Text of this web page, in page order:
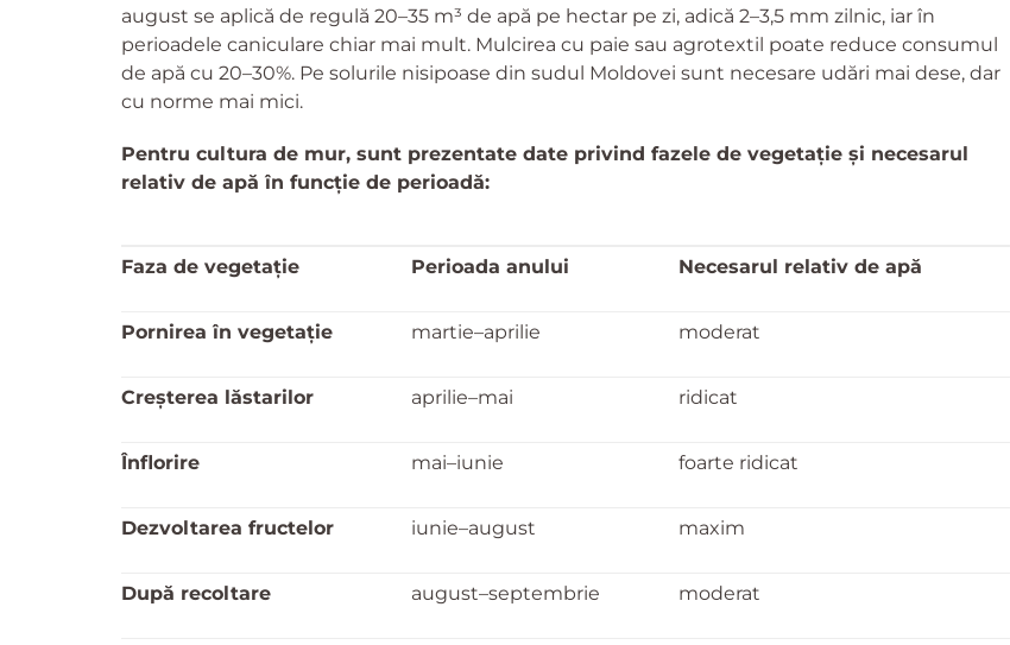
august se aplică de regulă 20–35 m³ de apă pe hectar pe zi, adică 2–3,5 mm zilnic, iar în
perioadele caniculare chiar mai mult. Mulcirea cu paie sau agrotextil poate reduce consumul
de apă cu 20–30%. Pe solurile nisipoase din sudul Moldovei sunt necesare udări mai dese, dar
cu norme mai mici.
Pentru cultura de mur, sunt prezentate date privind fazele de vegetație și necesarul
relativ de apă în funcție de perioadă:
Faza de vegetație Perioada anului Necesarul relativ de apă
Pornirea în vegetație martie–aprilie moderat
Creșterea lăstarilor aprilie–mai ridicat
Înflorire mai–iunie foarte ridicat
Dezvoltarea fructelor iunie–august maxim
După recoltare august–septembrie moderat